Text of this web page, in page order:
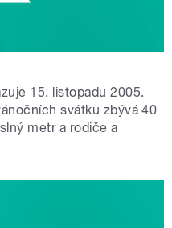
15. listopadu 2005.
svátku zbývá 40
metr a rodiče a